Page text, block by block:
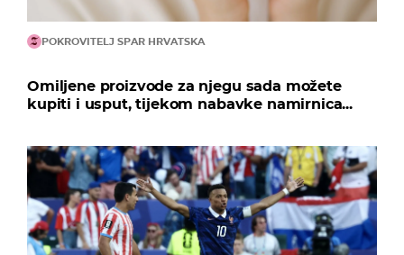
POKROVITELJ SPAR HRVATSKA
Omiljene proizvode za njegu sada možete
kupiti i usput, tijekom nabavke namirnica...